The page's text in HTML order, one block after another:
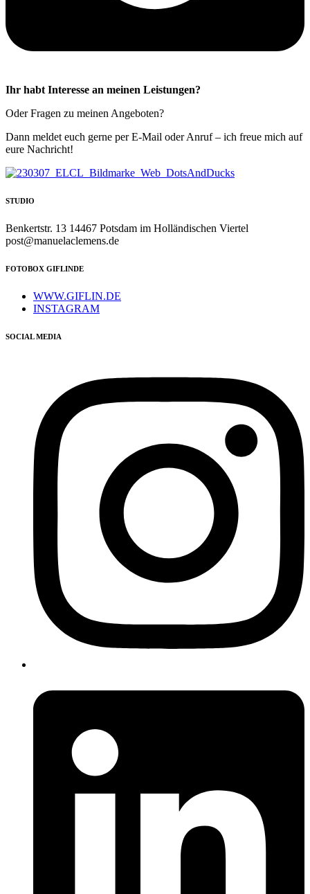
Ihr habt Interesse an meinen Leistungen?
Oder Fragen zu meinen Angeboten?
Dann meldet euch gerne per E-Mail oder Anruf – ich freue mich auf
eure Nachricht!
STUDIO
Benkertstr. 13 14467 Potsdam im Holländischen Viertel
post@manuelaclemens.de
FOTOBOX GIFLINDE
WWW.GIFLIN.DE
INSTAGRAM
SOCIAL MEDIA